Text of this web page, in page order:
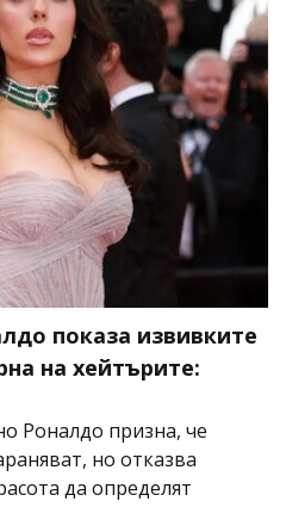
показа извивките
на хейтърите:
Роналдо призна, че
но отказва
да определят